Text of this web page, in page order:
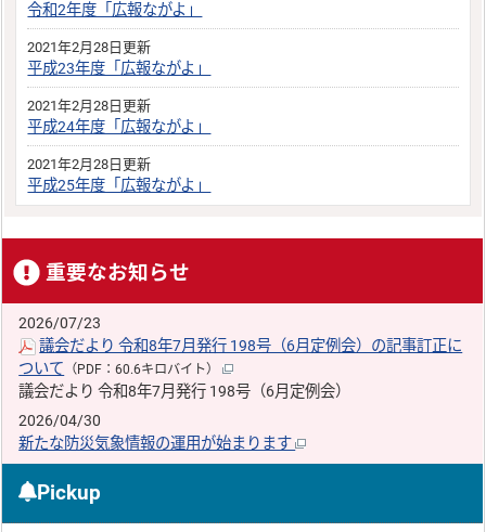
令和2年度「広報ながよ」
2021年2月28日更新
平成23年度「広報ながよ」
2021年2月28日更新
平成24年度「広報ながよ」
2021年2月28日更新
平成25年度「広報ながよ」
重要なお知らせ
2026/07/23
議会だより 令和8年7月発行 198号（6月定例会）の記事訂正に
ついて （PDF：60.6キロバイト）
議会だより 令和8年7月発行 198号（6月定例会）
2026/04/30
新たな防災気象情報の運用が始まります
Pickup